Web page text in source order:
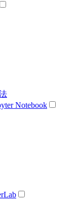
Notebook